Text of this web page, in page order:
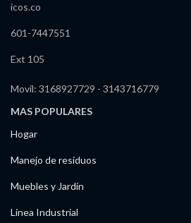
icos.co
601-7447551
Ext 105
Movil: 3168927729 - 3143716779
MAS POPULARES
Hogar
Manejo de residuos
Muebles y Jardín
Línea Industrial